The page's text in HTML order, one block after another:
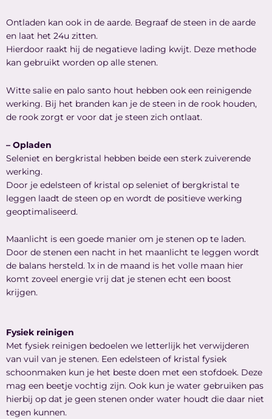
Ontladen kan ook in de aarde. Begraaf de steen in de aarde
en laat het 24u zitten.
Hierdoor raakt hij de negatieve lading kwijt. Deze methode
kan gebruikt worden op alle stenen.
Witte salie en palo santo hout hebben ook een reinigende
werking. Bij het branden kan je de steen in de rook houden,
de rook zorgt er voor dat je steen zich ontlaat.
– Opladen
Seleniet en bergkristal hebben beide een sterk zuiverende
werking.
Door je edelsteen of kristal op seleniet of bergkristal te
leggen laadt de steen op en wordt de positieve werking
geoptimaliseerd.
Maanlicht is een goede manier om je stenen op te laden.
Door de stenen een nacht in het maanlicht te leggen wordt
de balans hersteld. 1x in de maand is het volle maan hier
komt zoveel energie vrij dat je stenen echt een boost
krijgen.
Fysiek reinigen
Met fysiek reinigen bedoelen we letterlijk het verwijderen
van vuil van je stenen. Een edelsteen of kristal fysiek
schoonmaken kun je het beste doen met een stofdoek. Deze
mag een beetje vochtig zijn. Ook kun je water gebruiken pas
hierbij op dat je geen stenen onder water houdt die daar niet
tegen kunnen.